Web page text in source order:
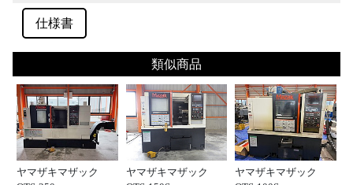
仕様書
類似商品
ヤマザキマザック
ヤマザキマザック
ヤマザキマザック